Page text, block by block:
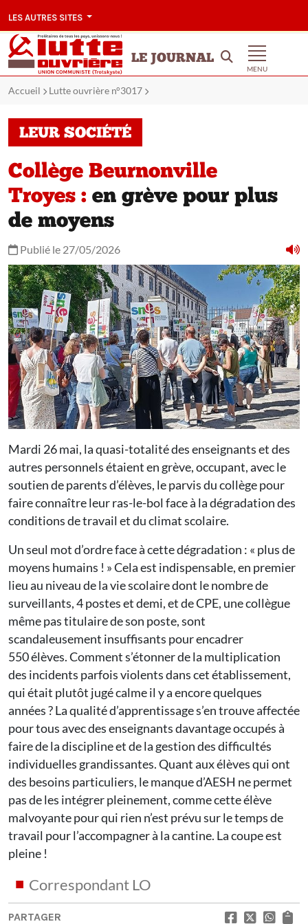
LES AUTRES SITES
LE JOURNAL
MENU
Accueil Lutte ouvrière n°3017
LEUR SOCIÉTÉ
Collège Beurnonville
Troyes : en grève pour plus
de moyens
Publié le 27/05/2026
Mardi 26 mai, la quasi-totalité des enseignants et des
autres personnels étaient en grève, occupant, avec le
soutien de parents d’élèves, le parvis du collège pour
faire connaître leur ras-le-bol face à la dégradation des
conditions de travail et du climat scolaire.
Un seul mot d’ordre face à cette dégradation : « plus de
moyens humains ! » Cela est indispensable, en premier
lieu au niveau de la vie scolaire dont le nombre de
surveillants, 4 postes et demi, et de CPE, une collègue
même pas titulaire de son poste, sont
scandaleusement insuffisants pour encadrer
550 élèves. Comment s’étonner de la multiplication
des incidents parfois violents dans cet établissement,
qui était plutôt jugé calme il y a encore quelques
années ? La qualité d’apprentissage s’en trouve affectée
pour tous avec des enseignants davantage occupés à
faire de la discipline et de la gestion des difficultés
individuelles grandissantes. Quant aux élèves qui ont
des besoins particuliers, le manque d’AESH ne permet
pas de les intégrer pleinement, comme cette élève
malvoyante pour qui rien n’est prévu sur le temps de
travail pour l’accompagner à la cantine. La coupe est
pleine !
Correspondant LO
PARTAGER